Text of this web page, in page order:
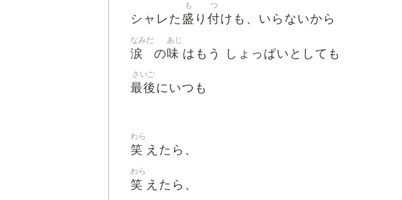
シャレた盛
も
り 付
つ
けも、いらないから
涙
なみだ
の味
あじ
はもう しょっぱいとしても
最後
さいご
にいつも
笑
わら
えたら、
笑
わら
えたら、